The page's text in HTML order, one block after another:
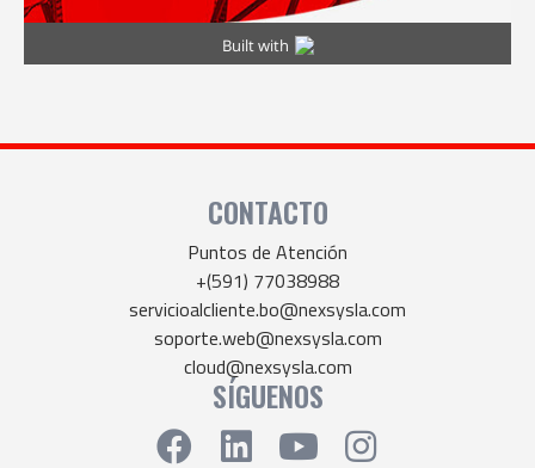
CONTACTO
Puntos de Atención
+(591) 77038988
servicioalcliente.bo@nexsysla.com
soporte.web@nexsysla.com
cloud@nexsysla.com
SÍGUENOS